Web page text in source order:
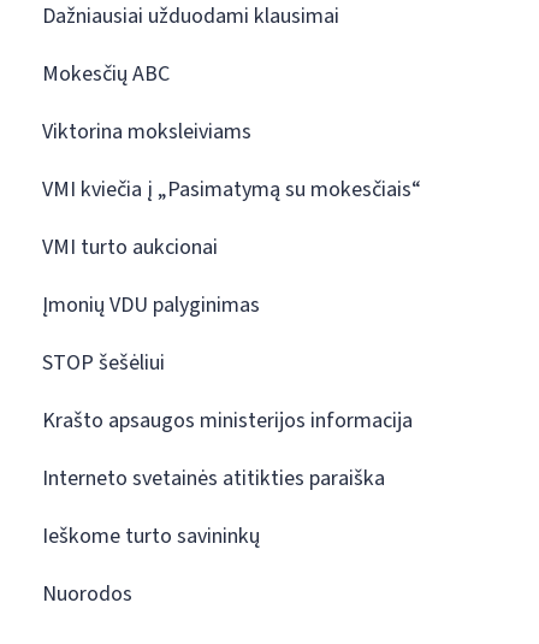
Dažniausiai užduodami klausimai
Mokesčių ABC
Viktorina moksleiviams
VMI kviečia į „Pasimatymą su mokesčiais“
VMI turto aukcionai
Įmonių VDU palyginimas
STOP šešėliui
Krašto apsaugos ministerijos informacija
Interneto svetainės atitikties paraiška
Ieškome turto savininkų
Nuorodos